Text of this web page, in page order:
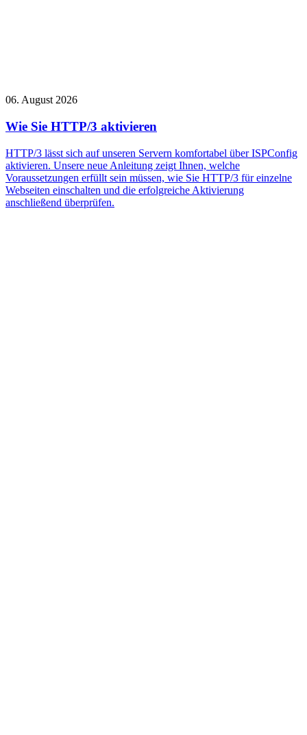
06. August 2026
Wie Sie HTTP/3 aktivieren
HTTP/3 lässt sich auf unseren Servern komfortabel über ISPConfig
aktivieren. Unsere neue Anleitung zeigt Ihnen, welche
Voraussetzungen erfüllt sein müssen, wie Sie HTTP/3 für einzelne
Webseiten einschalten und die erfolgreiche Aktivierung
anschließend überprüfen.